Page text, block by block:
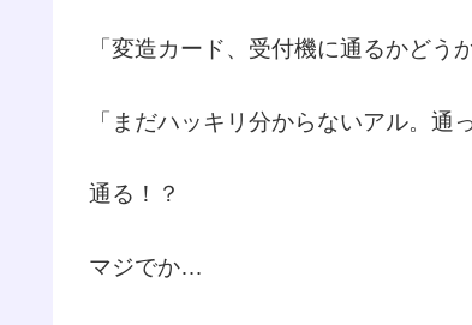
「変造カード、受付機に通るかどう
「まだハッキリ分からないアル。
通る！？
マジでか…